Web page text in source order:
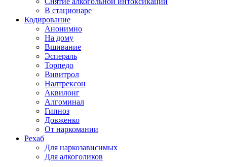
В стационаре
Кодирование
Анонимно
На дому
Вшивание
Эспераль
Торпедо
Вивитрол
Налтрексон
Аквилонг
Алгоминал
Гипноз
Довженко
От наркомании
Рехаб
Для наркозависимых
Для алкоголиков